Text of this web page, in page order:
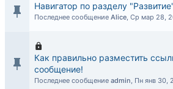
Навигатор по разделу
Последнее сообщение Alice, Ср мар 28,
Как правильно разместить
сообщение!
Последнее сообщение admin, Пн янв 30,